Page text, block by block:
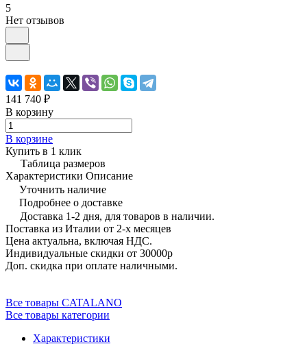
5
Нет отзывов
141 740 ₽
В корзину
В корзине
Купить в 1 клик
Таблица размеров
Характеристики Описание
Уточнить наличие
Подробнее о доставке
Доставка 1-2 дня, для товаров в наличии.
Поставка из Италии от 2-х месяцев
Цена актуальна, включая НДС.
Индивидуальные скидки от 30000р
Доп. скидка при оплате наличными.
Все товары CATALANO
Все товары категории
Характеристики